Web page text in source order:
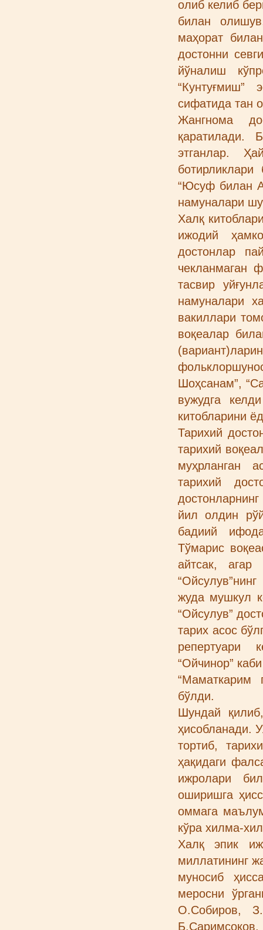
олиб келиб
билан
маҳорат
достонни
йўналиш
“Кунтуғмиш”
сифатида тан
Жангнома
қаратилади.
этганлар.
“Юсуф билан
намуналари
Халқ
ижодий
достонлар
чекланмаган
тасвир
намуналари
вакиллари
воқеалар
Шоҳсанам”,
вужудга
китобларини
Тарихий
тарихий
муҳрланган
тарихий
йил олдин
бадиий
Тўмарис
айтсак, агар
жуда мушкул
“Ойсулув”
тарих асос
репертуари
“Ойчинор”
“Маматкарим
бўлди.
Шундай
ҳисобланади.
тортиб,
ҳақидаги
ижролари
оширишга
оммага
кўра хилма-
Халқ эпик
миллатининг
муносиб
меросни
О.Собиров,